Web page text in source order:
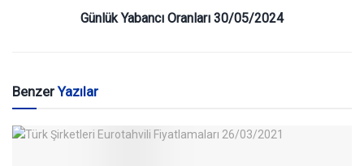
Günlük Yabancı Oranları 30/05/2024
BenzerYazılar